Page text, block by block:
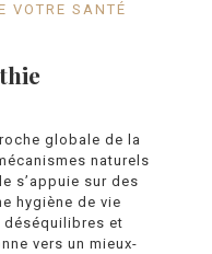
VOTRE SANTÉ
globale de la
naturels
s’appuie sur des
hygiène de vie
déséquilibres et
vers un mieux-